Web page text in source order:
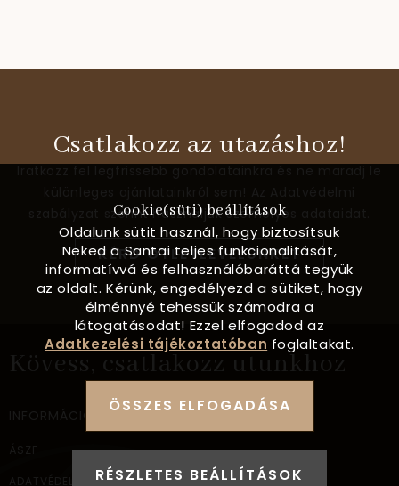
Csatlakozz az utazáshoz!
szabályzat szerint használjuk személyes adataidat.
KÉRD ÖTLETLEVELÜNKET
Kövess, csatlakozz utunkhoz
INFORMÁCIÓ
ÁSZF
ADATVÉDELEM
Cookie(süti) beállítások
Oldalunk sütit használ, hogy biztosítsuk
Neked a Santai teljes funkcionalitását,
informatívvá és felhasználóbaráttá tegyük
az oldalt. Kérünk, engedélyezd a sütiket, hogy
élménnyé tehessük számodra a
látogatásodat! Ezzel elfogadod az
Adatkezelési tájékoztatóban foglaltakat.
ÖSSZES ELFOGADÁSA
RÉSZLETES BEÁLLÍTÁSOK